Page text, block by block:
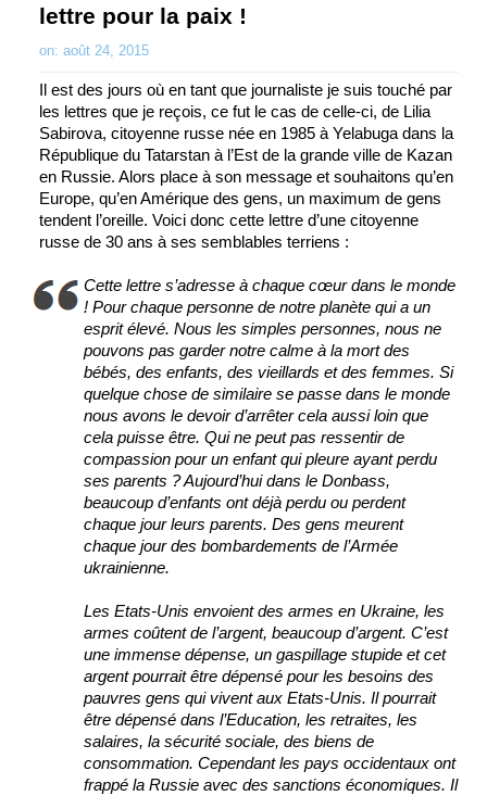
lettre pour la paix !
on: août 24, 2015
Il est des jours où en tant que journaliste je suis touché par
les lettres que je reçois, ce fut le cas de celle-ci, de Lilia
Sabirova, citoyenne russe née en 1985 à Yelabuga dans la
République du Tatarstan à l’Est de la grande ville de Kazan
en Russie. Alors place à son message et souhaitons qu’en
Europe, qu’en Amérique des gens, un maximum de gens
tendent l’oreille. Voici donc cette lettre d’une citoyenne
russe de 30 ans à ses semblables terriens :
Cette lettre s’adresse à chaque cœur dans le monde
! Pour chaque personne de notre planète qui a un
esprit élevé. Nous les simples personnes, nous ne
pouvons pas garder notre calme à la mort des
bébés, des enfants, des vieillards et des femmes. Si
quelque chose de similaire se passe dans le monde
nous avons le devoir d’arrêter cela aussi loin que
cela puisse être. Qui ne peut pas ressentir de
compassion pour un enfant qui pleure ayant perdu
ses parents ? Aujourd’hui dans le Donbass,
beaucoup d’enfants ont déjà perdu ou perdent
chaque jour leurs parents. Des gens meurent
chaque jour des bombardements de l’Armée
ukrainienne.
Les Etats-Unis envoient des armes en Ukraine, les
armes coûtent de l’argent, beaucoup d’argent. C’est
une immense dépense, un gaspillage stupide et cet
argent pourrait être dépensé pour les besoins des
pauvres gens qui vivent aux Etats-Unis. Il pourrait
être dépensé dans l’Education, les retraites, les
salaires, la sécurité sociale, des biens de
consommation. Cependant les pays occidentaux ont
frappé la Russie avec des sanctions économiques. Il